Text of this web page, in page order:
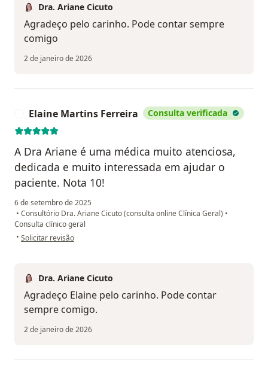
Dra. Ariane Cicuto
Agradeço pelo carinho. Pode contar sempre
comigo
2 de janeiro de 2026
Elaine Martins Ferreira Consulta verificada
A Dra Ariane é uma médica muito atenciosa,
dedicada e muito interessada em ajudar o
paciente. Nota 10!
6 de setembro de 2025
• Consultório Dra. Ariane Cicuto (consulta online Clínica Geral) •
Consulta clínico geral
• na opinião do utilizador Elaine Martins Ferreira
Solicitar revisão
Dra. Ariane Cicuto
Agradeço Elaine pelo carinho. Pode contar
sempre comigo.
2 de janeiro de 2026